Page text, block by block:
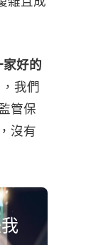
好的
我們
管保
沒有